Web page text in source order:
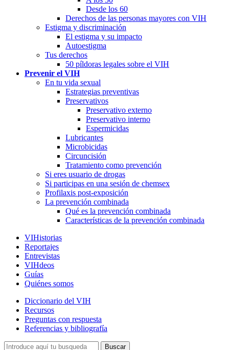
Desde los 60
Derechos de las personas mayores con VIH
Estigma y discriminación
El estigma y su impacto
Autoestigma
Tus derechos
50 píldoras legales sobre el VIH
Prevenir el VIH
En tu vida sexual
Estrategias preventivas
Preservativos
Preservativo externo
Preservativo interno
Espermicidas
Lubricantes
Microbicidas
Circuncisión
Tratamiento como prevención
Si eres usuario de drogas
Si participas en una sesión de chemsex
Profilaxis post-exposición
La prevención combinada
Qué es la prevención combinada
Características de la prevención combinada
VIHistorias
Reportajes
Entrevistas
VIHdeos
Guías
Quiénes somos
Diccionario del VIH
Recursos
Preguntas con respuesta
Referencias y bibliografía